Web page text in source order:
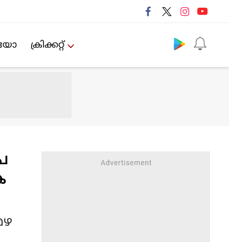
ക്രിക്കറ്റ്‌